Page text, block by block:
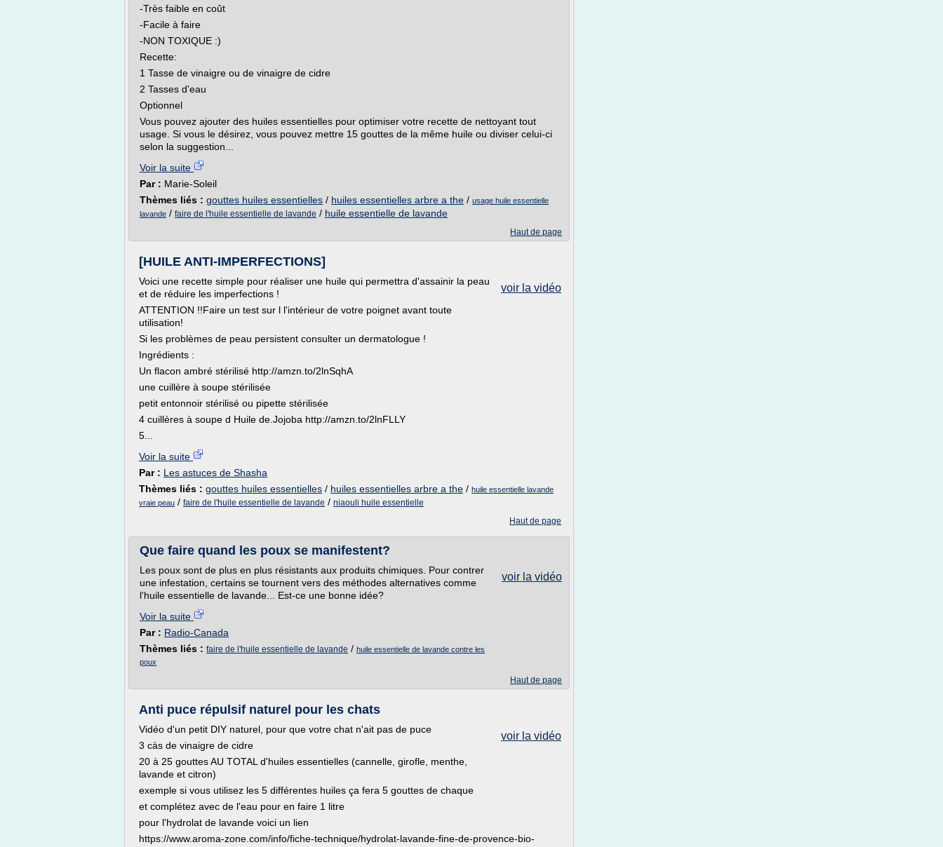
-Très faible en coût
-Facile à faire
-NON TOXIQUE :)
Recette:
1 Tasse de vinaigre ou de vinaigre de cidre
2 Tasses d'eau
Optionnel
Vous pouvez ajouter des huiles essentielles pour optimiser votre recette de nettoyant tout
usage. Si vous le désirez, vous pouvez mettre 15 gouttes de la même huile ou diviser celui-ci
selon la suggestion...
Voir la suite
Par : Marie-Soleil
Thèmes liés : gouttes huiles essentielles / huiles essentielles arbre a the / usage huile essentielle
lavande / faire de l'huile essentielle de lavande / huile essentielle de lavande
Haut de page
[HUILE ANTI-IMPERFECTIONS]
voir la vidéo
Voici une recette simple pour réaliser une huile qui permettra d'assainir la peau
et de réduire les imperfections !
ATTENTION !!Faire un test sur l l'intérieur de votre poignet avant toute
utilisation!
Si les problèmes de peau persistent consulter un dermatologue !
Ingrédients :
Un flacon ambré stérilisé http://amzn.to/2lnSqhA
une cuillère à soupe stérilisée
petit entonnoir stérilisé ou pipette stérilisée
4 cuillères à soupe d Huile de.Jojoba http://amzn.to/2lnFLLY
5...
Voir la suite
Par : Les astuces de Shasha
Thèmes liés : gouttes huiles essentielles / huiles essentielles arbre a the / huile essentielle lavande
vraie peau / faire de l'huile essentielle de lavande / niaouli huile essentielle
Haut de page
Que faire quand les poux se manifestent?
voir la vidéo
Les poux sont de plus en plus résistants aux produits chimiques. Pour contrer
une infestation, certains se tournent vers des méthodes alternatives comme
l'huile essentielle de lavande... Est-ce une bonne idée?
Voir la suite
Par : Radio-Canada
Thèmes liés : faire de l'huile essentielle de lavande / huile essentielle de lavande contre les
poux
Haut de page
Anti puce répulsif naturel pour les chats
voir la vidéo
Vidéo d'un petit DIY naturel, pour que votre chat n'ait pas de puce
3 càs de vinaigre de cidre
20 à 25 gouttes AU TOTAL d'huiles essentielles (cannelle, girofle, menthe,
lavande et citron)
exemple si vous utilisez les 5 différentes huiles ça fera 5 gouttes de chaque
et complétez avec de l'eau pour en faire 1 litre
pour l'hydrolat de lavande voici un lien
https://www.aroma-zone.com/info/fiche-technique/hydrolat-lavande-fine-de-provence-bio-